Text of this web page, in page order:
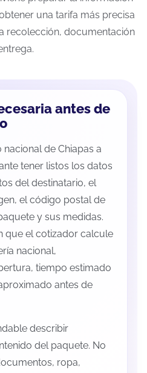
una tarifa más precisa
recolección, documentación
antes de
de Chiapas a
tener listos los datos
del destinatario, el
el código postal de
y sus medidas.
que el cotizador calcule
nacional,
tiempo estimado
antes de
describir
del paquete. No
ropa,